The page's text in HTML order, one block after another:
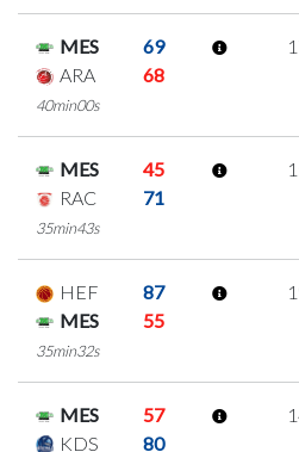
MES
69
ARA
68
40min00s
MES
45
RAC
71
35min43s
HEF
87
MES
55
35min32s
MES
57
KDS
80